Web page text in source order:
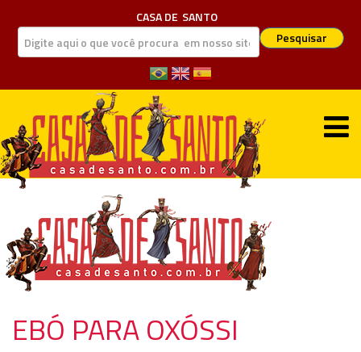
CASA DE SANTO
Pesquisar
EBÓ PARA OXÓSSI